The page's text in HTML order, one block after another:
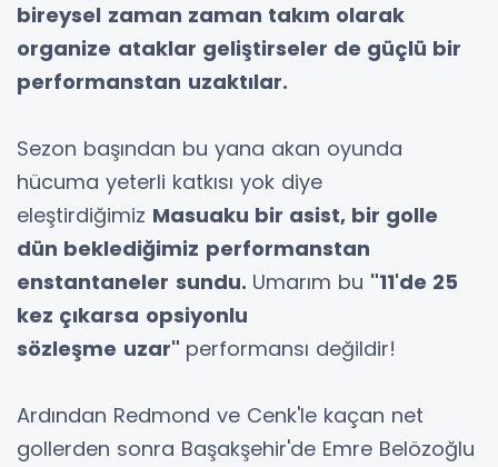
bireysel zaman zaman takım olarak
organize ataklar geliştirseler de güçlü bir
performanstan uzaktılar.
Sezon başından bu yana akan oyunda
hücuma yeterli katkısı yok diye
eleştirdiğimiz Masuaku bir asist, bir golle
dün beklediğimiz performanstan
enstantaneler sundu. Umarım bu "11'de 25
kez çıkarsa opsiyonlu
sözleşme uzar" performansı değildir!
Ardından Redmond ve Cenk'le kaçan net
gollerden sonra Başakşehir'de Emre Belözoğlu